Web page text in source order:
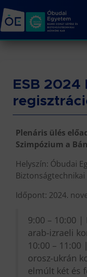
ESB 2024
Plenáris ülés
Szimpózium a
Helyszín: Óbudai
Időpont: 2024.
9:00 – 10:00 |
arab-izraeli
10:00 – 11:00
orosz-ukrán
elmúlt két és